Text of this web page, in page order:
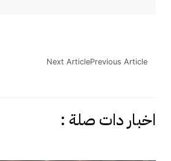
Previous Article
Next Article
اخبار دات صلة :